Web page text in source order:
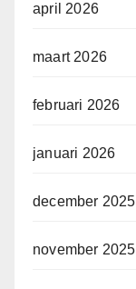
april 2026
maart 2026
februari 2026
januari 2026
december 2025
november 2025